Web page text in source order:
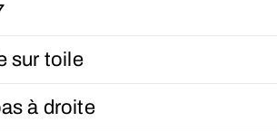
sur toile
à droite